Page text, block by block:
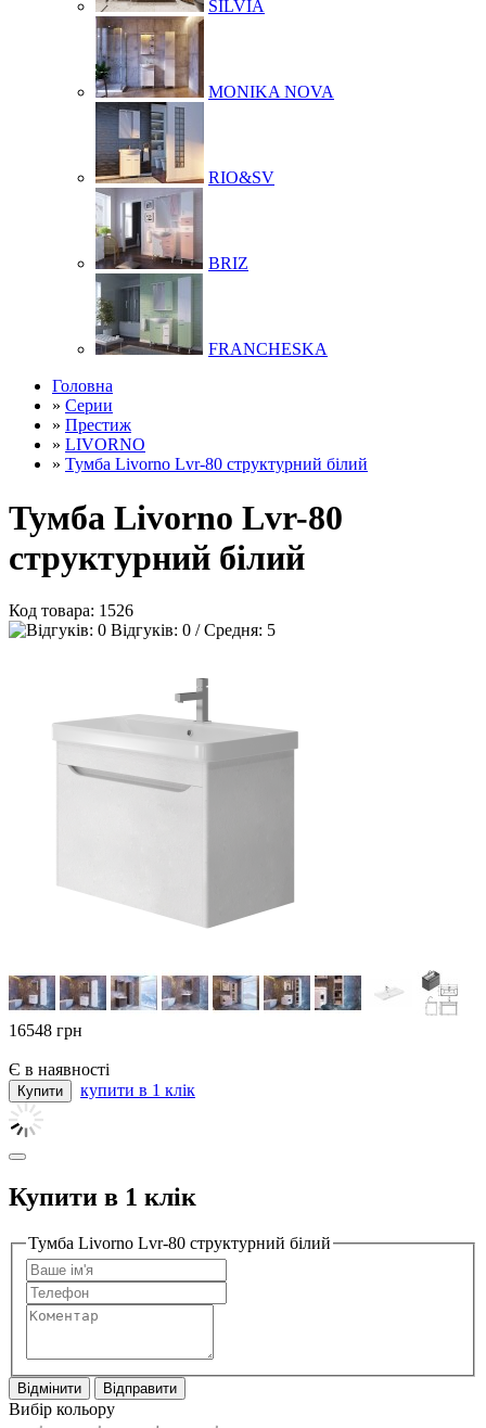
SILVIA
MONIKA NOVA
RIO&SV
BRIZ
FRANCHESKA
Головна
» Серии
» Престиж
» LIVORNO
» Тумба Livorno Lvr-80 структурний білий
Тумба Livorno Lvr-80
структурний білий
Код товара: 1526
Відгуків: 0 / Средня: 5
16548 грн
Є в наявності
купити в 1 клік
Купити в 1 клік
Тумба Livorno Lvr-80 структурний білий
Відмінити Відправити
Вибір кольору